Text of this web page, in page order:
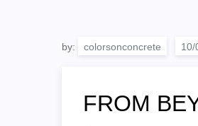
by: colorsonconcrete
FROM